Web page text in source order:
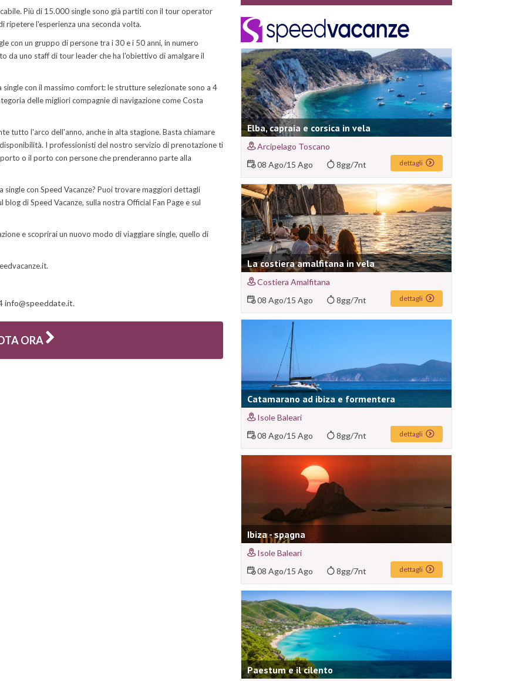
Più di 15.000 single sono già partiti con il tour operator
ripetere l'esperienza una seconda volta.
con un gruppo di persone tra i 30 e i 50 anni, in numero
da uno staff di tour leader che ha l'obiettivo di amalgare il
con il massimo comfort: le strutture selezionate sono a 4
delle migliori compagnie di navigazione come Costa
tutto l'arco dell'anno, anche in alta stagione. Basta chiamare
I professionisti del nostro servizio di prenotazione ti
o il porto con persone che prenderanno parte alla
con Speed Vacanze? Puoi trovare maggiori dettagli
di Speed Vacanze, sulla nostra Official Fan Page e sul
e scoprirai un nuovo modo di viaggiare single, quello di
info@speeddate.it.
ORA
Elba, capraia e corsica in vela
Arcipelago Toscano
08 Ago/15 Ago 8gg/7nt dettagli
La costiera amalfitana in vela
Costiera Amalfitana
08 Ago/15 Ago 8gg/7nt dettagli
Catamarano ad ibiza e formentera
Isole Baleari
08 Ago/15 Ago 8gg/7nt dettagli
Ibiza - spagna
Isole Baleari
08 Ago/15 Ago 8gg/7nt dettagli
Paestum e il cilento